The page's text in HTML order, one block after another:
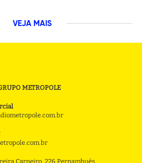
VEJA MAIS
METROPOLE
Carneiro, 226 Pernambués